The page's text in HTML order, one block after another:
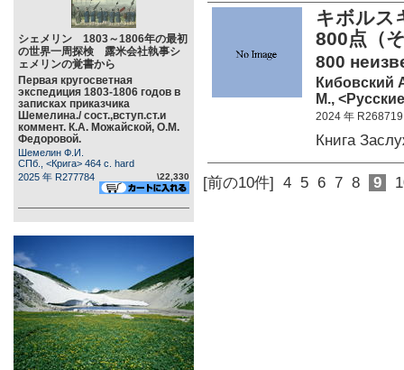
シェメリン 1803～1806年の最初
の世界一周探検 露米会社執事シ
ェメリンの覚書から
Первая кругосветная
экспедиция 1803-1806 годов в
записках приказчика
Шемелина./ сост.,вступ.ст.и
коммент. К.А. Можайской, О.М.
Федоровой.
Шемелин Ф.И.
СПб., <Крига> 464 c. hard
2025 年 R277784
\22,330
キボルス
800点（
800
Кибовский
М.,
2024 年 R268719
Книга
[前の10件] 4 5 6 7 8 9